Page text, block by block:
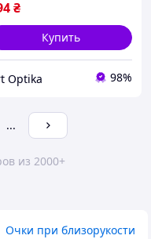
₴
Купить
Optika 98%
...
из 2000+
Очки при близорукости